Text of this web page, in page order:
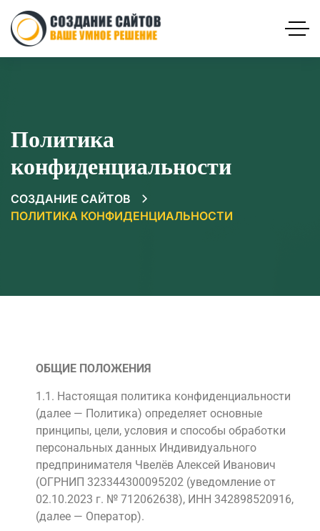
Политика
конфиденциальности
СОЗДАНИЕ САЙТОВ
ПОЛИТИКА КОНФИДЕНЦИАЛЬНОСТИ
ОБЩИЕ ПОЛОЖЕНИЯ
1.1. Настоящая политика конфиденциальности
(далее — Политика) определяет основные
принципы, цели, условия и способы обработки
персональных данных Индивидуального
предпринимателя Чвелёв Алексей Иванович
(ОГРНИП 323344300095202 (уведомление от
02.10.2023 г. № 712062638), ИНН 342898520916,
(далее — Оператор).